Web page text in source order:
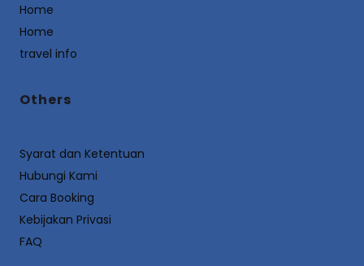
Home
Home
travel info
Others
Syarat dan Ketentuan
Hubungi Kami
Cara Booking
Kebijakan Privasi
FAQ